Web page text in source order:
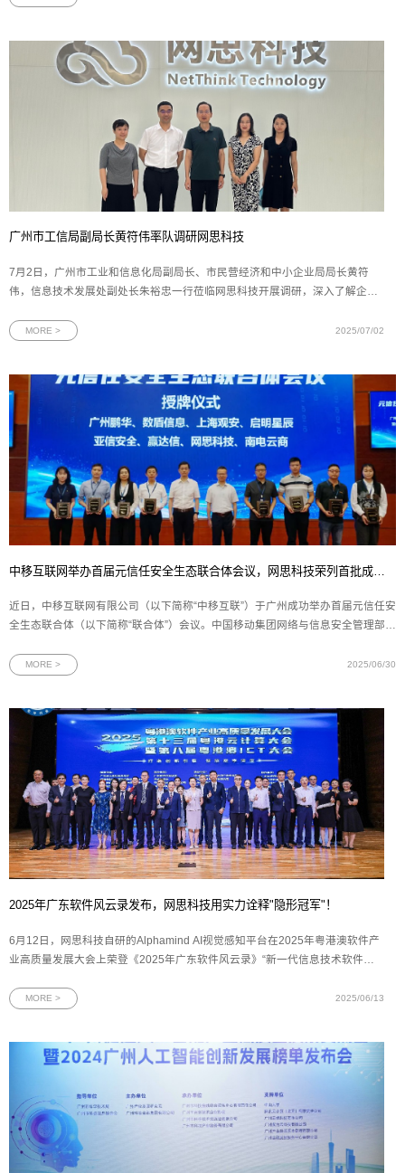
广州市工信局副局长黄符伟率队调研网思科技
7月2日，广州市工业和信息化局副局长、市民营经济和中小企业局局长黄符
伟，信息技术发展处副处长朱裕忠一行莅临网思科技开展调研，深入了解企业
裁黄朝晖陪同调研并作工作汇报。调研座谈会上，副总裁黄朝晖向广州市工信
MORE > 2025/07/02
近日，中移互联网有限公司（以下简称“中移互联”）于广州成功举办首届元信任安
全生态联合体（以下简称“联合体”）会议。中国移动集团网络与信息安全管理部、
网络安全领域联合体成员单位代表齐聚羊城，围绕科技创新、产品融合、生态共
MORE > 2025/06/30
2025年广东软件风云录发布，网思科技用实力诠释"隐形冠军"！
6月12日，网思科技自研的Alphamind AI视觉感知平台在2025年粤港澳软件产
业高质量发展大会上荣登《2025年广东软件风云录》“新一代信息技术软件产
年广东软件风云录新一代信息技术软件产品奖牌2025年广东软件风云榜评选由
MORE > 2025/06/13